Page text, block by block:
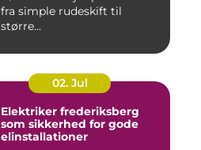
fra simple rudeskift til
større...
02. Jul
Elektriker frederiksberg
som sikkerhed for gode
elinstallationer